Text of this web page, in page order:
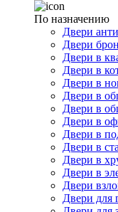
По назначению
Двери
Двери
Двери в
Двери в
Двери в
Двери в
Двери в
Двери в
Двери в
Двери в
Двери в
Двери в
Двери
Двери для